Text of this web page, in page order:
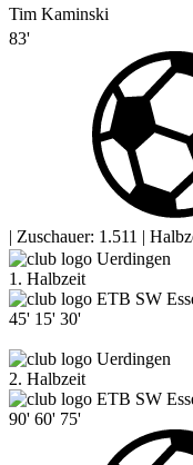
Tim Kaminski
83'
| Zuschauer: 1.511 |
Uerdingen
1. Halbzeit
ETB SW
45' 15' 30'
Uerdingen
2. Halbzeit
ETB SW
90' 60' 75'